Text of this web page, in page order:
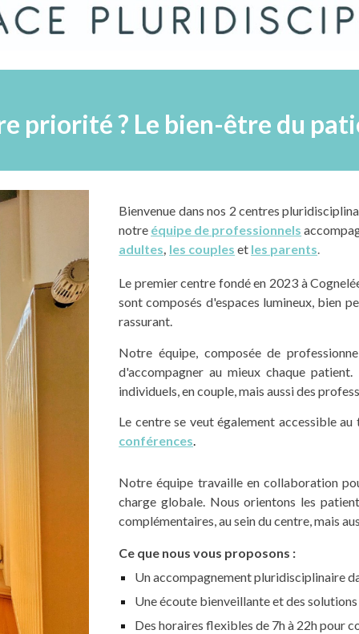
priorité ? Le bien-être du
Bienvenue dans nos 2 centres
notre équipe de professionnels
adultes, les couples et les parents.
Le premier centre fondé en 2023 à
sont composés d'espaces lumineux, bien
rassurant.
Notre équipe, composée de
d'accompagner au mieux chaque
individuels, en couple, mais aussi des
Le centre se veut également accessible
conférences.
Notre équipe travaille en collaboration
charge globale. Nous orientons les
complémentaires, au sein du centre, mais
Ce que nous vous proposons :
Un accompagnement pluridisciplinaire
Une écoute bienveillante et des
Des horaires flexibles de 7h à 22h pour